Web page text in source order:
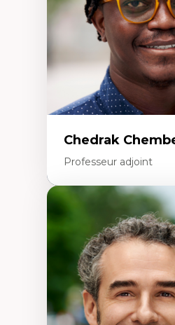
Études postcoloniales et
savoirs
Chedrak
Professeur adjoint
Économie circulaire
Modèles d’affaires
Histoire des faits
Gestion durable des
Écologie industrielle
Aménagement durable
Développement
Coopératives
Télétravail en milieu